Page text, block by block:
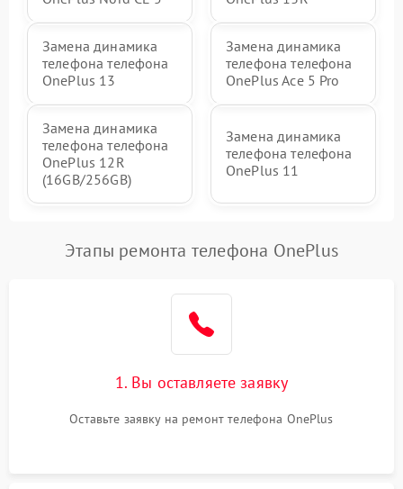
Замена динамика
телефона телефона
OnePlus 13
Замена динамика
телефона телефона
OnePlus Ace 5 Pro
Замена динамика
телефона телефона
OnePlus 12R
(16GB/256GB)
Замена динамика
телефона телефона
OnePlus 11
Этапы ремонта телефона OnePlus
1. Вы оставляете заявку
Оставьте заявку на ремонт телефона OnePlus